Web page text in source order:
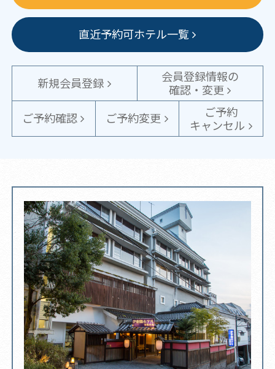
直近予約可ホテル一覧
新規会員登録
会員登録情報の
確認・変更
ご予約確認
ご予約変更
ご予約
キャンセル